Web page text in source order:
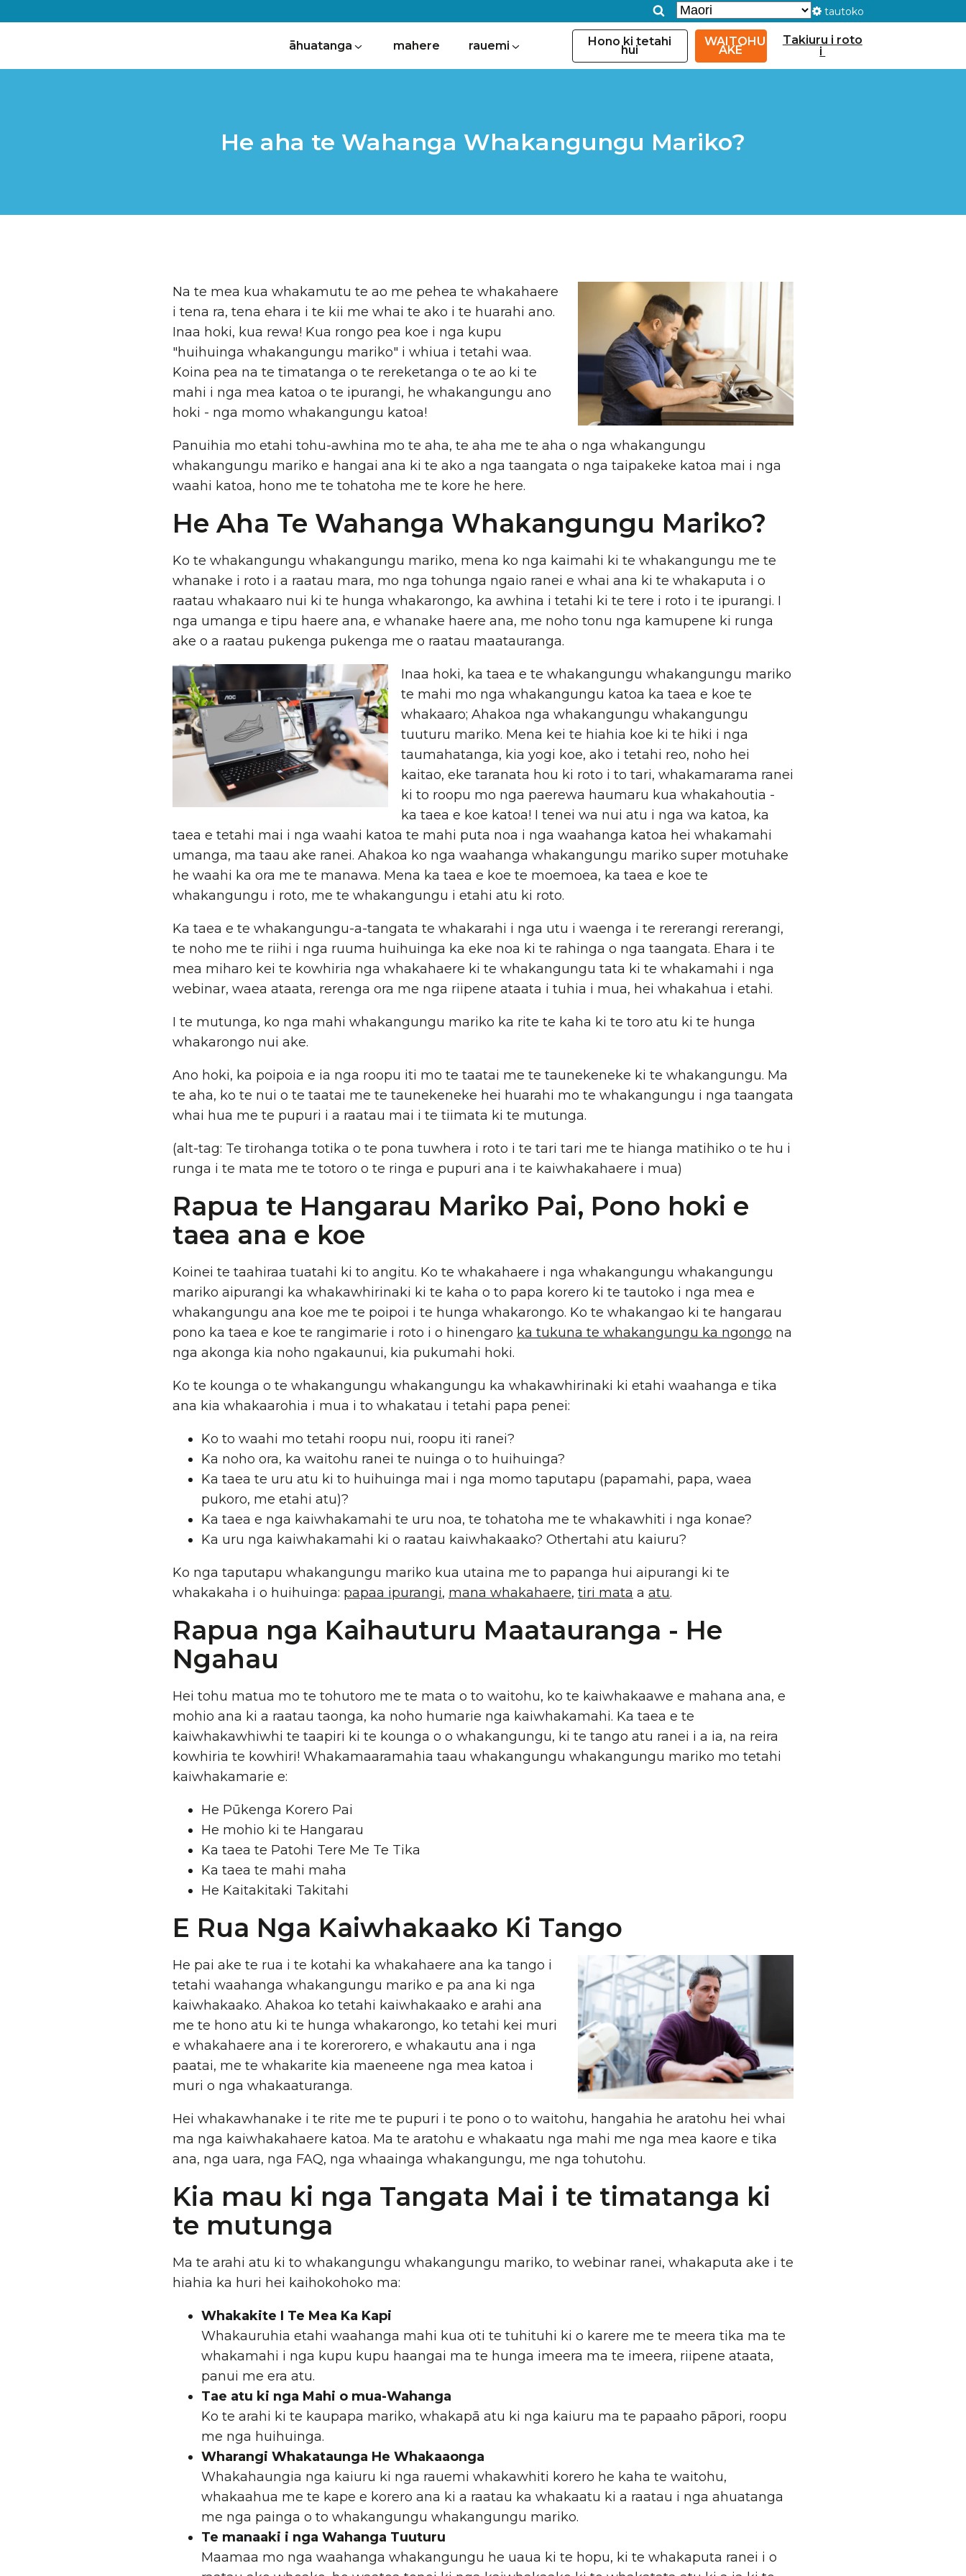
tautoko
āhuatanga mahere rauemi Hono ki tetahi
hui
WAITOHU
AKE
Takiuru i roto
i
He aha te Wahanga Whakangungu Mariko?
Na te mea kua whakamutu te ao me pehea te whakahaere
i tena ra, tena ehara i te kii me whai te ako i te huarahi ano.
Inaa hoki, kua rewa! Kua rongo pea koe i nga kupu
"huihuinga whakangungu mariko" i whiua i tetahi waa.
Koina pea na te timatanga o te rereketanga o te ao ki te
mahi i nga mea katoa o te ipurangi, he whakangungu ano
hoki - nga momo whakangungu katoa!
Panuihia mo etahi tohu-awhina mo te aha, te aha me te aha o nga whakangungu
whakangungu mariko e hangai ana ki te ako a nga taangata o nga taipakeke katoa mai i nga
waahi katoa, hono me te tohatoha me te kore he here.
He Aha Te Wahanga Whakangungu Mariko?
Ko te whakangungu whakangungu mariko, mena ko nga kaimahi ki te whakangungu me te
whanake i roto i a raatau mara, mo nga tohunga ngaio ranei e whai ana ki te whakaputa i o
raatau whakaaro nui ki te hunga whakarongo, ka awhina i tetahi ki te tere i roto i te ipurangi. I
nga umanga e tipu haere ana, e whanake haere ana, me noho tonu nga kamupene ki runga
ake o a raatau pukenga pukenga me o raatau maatauranga.
Inaa hoki, ka taea e te whakangungu whakangungu mariko
te mahi mo nga whakangungu katoa ka taea e koe te
whakaaro; Ahakoa nga whakangungu whakangungu
tuuturu mariko. Mena kei te hiahia koe ki te hiki i nga
taumahatanga, kia yogi koe, ako i tetahi reo, noho hei
kaitao, eke taranata hou ki roto i to tari, whakamarama ranei
ki to roopu mo nga paerewa haumaru kua whakahoutia -
ka taea e koe katoa! I tenei wa nui atu i nga wa katoa, ka
taea e tetahi mai i nga waahi katoa te mahi puta noa i nga waahanga katoa hei whakamahi
umanga, ma taau ake ranei. Ahakoa ko nga waahanga whakangungu mariko super motuhake
he waahi ka ora me te manawa. Mena ka taea e koe te moemoea, ka taea e koe te
whakangungu i roto, me te whakangungu i etahi atu ki roto.
Ka taea e te whakangungu-a-tangata te whakarahi i nga utu i waenga i te rererangi rererangi,
te noho me te riihi i nga ruuma huihuinga ka eke noa ki te rahinga o nga taangata. Ehara i te
mea miharo kei te kowhiria nga whakahaere ki te whakangungu tata ki te whakamahi i nga
webinar, waea ataata, rerenga ora me nga riipene ataata i tuhia i mua, hei whakahua i etahi.
I te mutunga, ko nga mahi whakangungu mariko ka rite te kaha ki te toro atu ki te hunga
whakarongo nui ake.
Ano hoki, ka poipoia e ia nga roopu iti mo te taatai ​​me te taunekeneke ki te whakangungu. Ma
te aha, ko te nui o te taatai ​​me te taunekeneke hei huarahi mo te whakangungu i nga taangata
whai hua me te pupuri i a raatau mai i te tiimata ki te mutunga.
(alt-tag: Te tirohanga totika o te pona tuwhera i roto i te tari tari me te hianga matihiko o te hu i
runga i te mata me te totoro o te ringa e pupuri ana i te kaiwhakahaere i mua)
Rapua te Hangarau Mariko Pai, Pono hoki e
taea ana e koe
Koinei te taahiraa tuatahi ki to angitu. Ko te whakahaere i nga whakangungu whakangungu
mariko aipurangi ka whakawhirinaki ki te kaha o to papa korero ki te tautoko i nga mea e
whakangungu ana koe me te poipoi i te hunga whakarongo. Ko te whakangao ki te hangarau
pono ka taea e koe te rangimarie i roto i o hinengaro ka tukuna te whakangungu ka ngongo na
nga akonga kia noho ngakaunui, kia pukumahi hoki.
Ko te kounga o te whakangungu whakangungu ka whakawhirinaki ki etahi waahanga e tika
ana kia whakaarohia i mua i to whakatau i tetahi papa penei:
Ko to waahi mo tetahi roopu nui, roopu iti ranei?
Ka noho ora, ka waitohu ranei te nuinga o to huihuinga?
Ka taea te uru atu ki to huihuinga mai i nga momo taputapu (papamahi, papa, waea
pukoro, me etahi atu)?
Ka taea e nga kaiwhakamahi te uru noa, te tohatoha me te whakawhiti i nga konae?
Ka uru nga kaiwhakamahi ki o raatau kaiwhakaako? Othertahi atu kaiuru?
Ko nga taputapu whakangungu mariko kua utaina me to papanga hui aipurangi ki te
whakakaha i o huihuinga: papaa ipurangi, mana whakahaere, tiri mata a atu.
Rapua nga Kaihauturu Maatauranga - He
Ngahau
Hei tohu matua mo te tohutoro me te mata o to waitohu, ko te kaiwhakaawe e mahana ana, e
mohio ana ki a raatau taonga, ka noho humarie nga kaiwhakamahi. Ka taea e te
kaiwhakawhiwhi te taapiri ki te kounga o o whakangungu, ki te tango atu ranei i a ia, na reira
kowhiria te kowhiri! Whakamaaramahia taau whakangungu whakangungu mariko mo tetahi
kaiwhakamarie e:
He Pūkenga Korero Pai
He mohio ki te Hangarau
Ka taea te Patohi Tere Me Te Tika
Ka taea te mahi maha
He Kaitakitaki Takitahi
E Rua Nga Kaiwhakaako Ki Tango
He pai ake te rua i te kotahi ka whakahaere ana ka tango i
tetahi waahanga whakangungu mariko e pa ana ki nga
kaiwhakaako. Ahakoa ko tetahi kaiwhakaako e arahi ana
me te hono atu ki te hunga whakarongo, ko tetahi kei muri
e whakahaere ana i te korerorero, e whakautu ana i nga
paatai, me te whakarite kia maeneene nga mea katoa i
muri o nga whakaaturanga.
Hei whakawhanake i te rite me te pupuri i te pono o to waitohu, hangahia he aratohu hei whai
ma nga kaiwhakahaere katoa. Ma te aratohu e whakaatu nga mahi me nga mea kaore e tika
ana, nga uara, nga FAQ, nga whaainga whakangungu, me nga tohutohu.
Kia mau ki nga Tangata Mai i te timatanga ki
te mutunga
Ma te arahi atu ki to whakangungu whakangungu mariko, to webinar ranei, whakaputa ake i te
hiahia ka huri hei kaihokohoko ma:
Whakakite I Te Mea Ka Kapi
Whakauruhia etahi waahanga mahi kua oti te tuhituhi ki o karere me te meera tika ma te
whakamahi i nga kupu kupu haangai ma te hunga imeera ma te imeera, riipene ataata,
panui me era atu.
Tae atu ki nga Mahi o mua-Wahanga
Ko te arahi ki te kaupapa mariko, whakapā atu ki nga kaiuru ma te papaaho pāpori, roopu
me nga huihuinga.
Wharangi Whakataunga He Whakaaonga
Whakahaungia nga kaiuru ki nga rauemi whakawhiti korero he kaha te waitohu,
whakaahua me te kape e korero ana ki a raatau ka whakaatu ki a raatau i nga ahuatanga
me nga painga o to whakangungu whakangungu mariko.
Te manaaki i nga Wahanga Tuuturu
Maamaa mo nga waahanga whakangungu he uaua ki te hopu, ki te whakaputa ranei i o